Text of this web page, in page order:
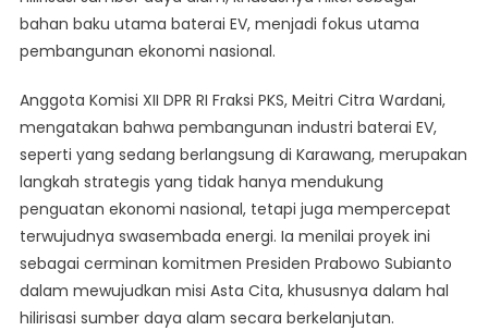
bahan baku utama baterai EV, menjadi fokus utama
pembangunan ekonomi nasional.
Anggota Komisi XII DPR RI Fraksi PKS, Meitri Citra Wardani,
mengatakan bahwa pembangunan industri baterai EV,
seperti yang sedang berlangsung di Karawang, merupakan
langkah strategis yang tidak hanya mendukung
penguatan ekonomi nasional, tetapi juga mempercepat
terwujudnya swasembada energi. Ia menilai proyek ini
sebagai cerminan komitmen Presiden Prabowo Subianto
dalam mewujudkan misi Asta Cita, khususnya dalam hal
hilirisasi sumber daya alam secara berkelanjutan.